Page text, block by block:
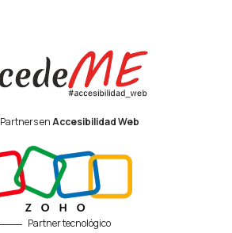
Partners enAccesibilidad Web
Partner tecnológico